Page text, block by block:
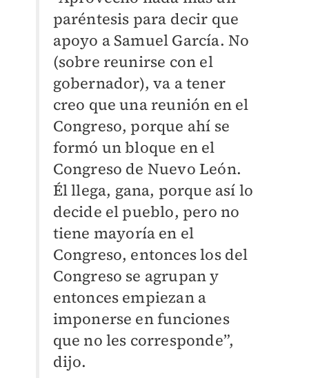
paréntesis para decir que
apoyo a Samuel García. No
(sobre reunirse con el
gobernador), va a tener
creo que una reunión en el
Congreso, porque ahí se
formó un bloque en el
Congreso de Nuevo León.
Él llega, gana, porque así lo
decide el pueblo, pero no
tiene mayoría en el
Congreso, entonces los del
Congreso se agrupan y
entonces empiezan a
imponerse en funciones
que no les corresponde”,
dijo.